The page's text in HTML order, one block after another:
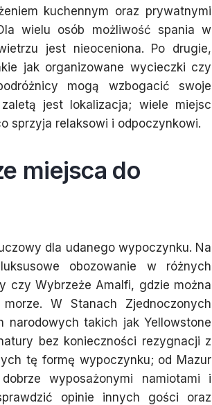
kuchennym oraz prywatnymi
wielu osób możliwość spania w
jest nieoceniona. Po drugie,
jak organizowane wycieczki czy
mogą wzbogacić swoje
jest lokalizacja; wiele miejsc
sprzyja relaksowi i odpoczynkowi.
miejsca do
dla udanego wypoczynku. Na
obozowanie w różnych
czy Wybrzeże Amalfi, gdzie można
W Stanach Zjednoczonych
narodowych takich jak Yellowstone
bez konieczności rezygnacji z
tę formę wypoczynku; od Mazur
wyposażonymi namiotami i
opinie innych gości oraz